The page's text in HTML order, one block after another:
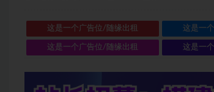
这是一个广告位/随缘出租 这是一
这是一个广告位/随缘出租 这是一